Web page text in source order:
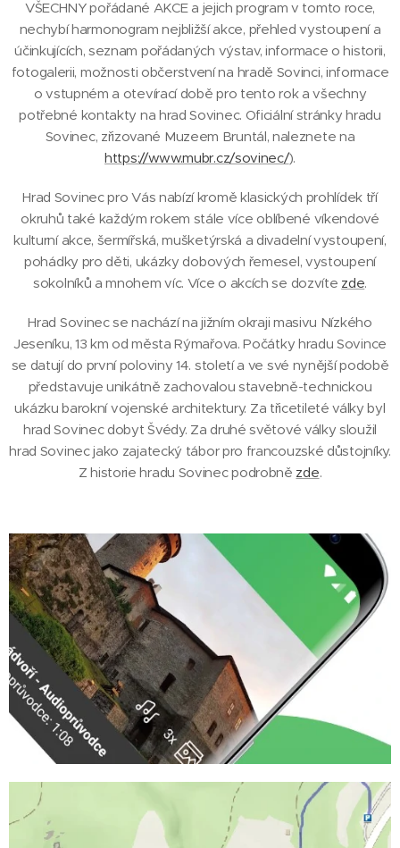
VŠECHNY pořádané AKCE a jejich program v tomto roce,
nechybí harmonogram nejbližší akce, přehled vystoupení a
účinkujících, seznam pořádaných výstav, informace o historii,
fotogalerii, možnosti občerstvení na hradě Sovinci, informace
o vstupném a otevírací době pro tento rok a všechny
potřebné kontakty na hrad Sovinec. Oficiální stránky hradu
Sovinec, zřizované Muzeem Bruntál, naleznete na
https://www.mubr.cz/sovinec/).
Hrad Sovinec pro Vás nabízí kromě klasických prohlídek tří
okruhů také každým rokem stále více oblíbené víkendové
kulturní akce, šermířská, mušketýrská a divadelní vystoupení,
pohádky pro děti, ukázky dobových řemesel, vystoupení
sokolníků a mnohem víc. Více o akcích se dozvíte zde.
Hrad Sovinec se nachází na jižním okraji masivu Nízkého
Jeseníku, 13 km od města Rýmařova. Počátky hradu Sovince
se datují do první poloviny 14. století a ve své nynější podobě
představuje unikátně zachovalou stavebně-technickou
ukázku barokní vojenské architektury. Za třicetileté války byl
hrad Sovinec dobyt Švédy. Za druhé světové války sloužil
hrad Sovinec jako zajatecký tábor pro francouzské důstojníky.
Z historie hradu Sovinec podrobně zde.